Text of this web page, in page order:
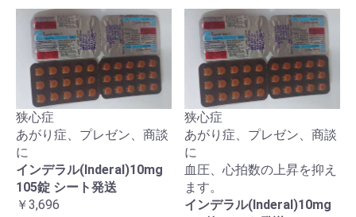
狭心症
あがり症、プレゼン、商談
に
インデラル(Inderal)10mg
105錠 シート発送
￥3,696
狭心症
あがり症、プレゼン、商談
に
血圧、心拍数の上昇を抑え
ます。
インデラル(Inderal)10mg